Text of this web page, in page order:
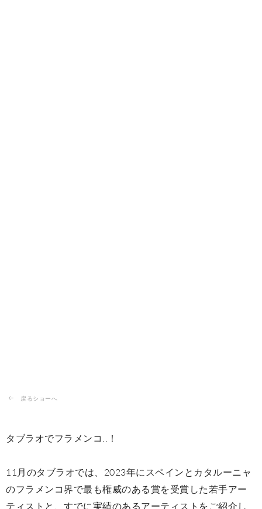
戻るショーへ
タブラオでフラメンコ..！
11月のタブラオでは、2023年にスペインとカタルーニャ
のフラメンコ界で最も権威のある賞を受賞した若手アー
ティストと、すでに実績のあるアーティストをご紹介し